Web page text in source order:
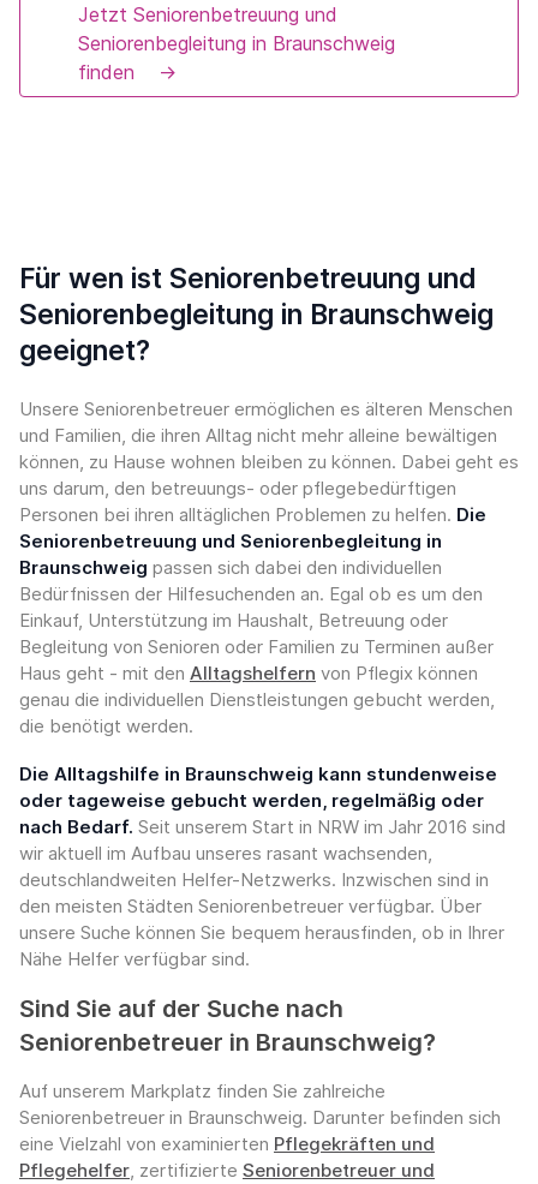
Jetzt Seniorenbetreuung und
Seniorenbegleitung in Braunschweig
finden
→
Für wen ist Seniorenbetreuung und
Seniorenbegleitung in Braunschweig
geeignet?
Unsere Seniorenbetreuer ermöglichen es älteren Menschen
und Familien, die ihren Alltag nicht mehr alleine bewältigen
können, zu Hause wohnen bleiben zu können. Dabei geht es
uns darum, den betreuungs- oder pflegebedürftigen
Personen bei ihren alltäglichen Problemen zu helfen. Die
Seniorenbetreuung und Seniorenbegleitung in
Braunschweig passen sich dabei den individuellen
Bedürfnissen der Hilfesuchenden an. Egal ob es um den
Einkauf, Unterstützung im Haushalt, Betreuung oder
Begleitung von Senioren oder Familien zu Terminen außer
Haus geht - mit den Alltagshelfern von Pflegix können
genau die individuellen Dienstleistungen gebucht werden,
die benötigt werden.
Die Alltagshilfe in Braunschweig kann stundenweise
oder tageweise gebucht werden, regelmäßig oder
nach Bedarf. Seit unserem Start in NRW im Jahr 2016 sind
wir aktuell im Aufbau unseres rasant wachsenden,
deutschlandweiten Helfer-Netzwerks. Inzwischen sind in
den meisten Städten Seniorenbetreuer verfügbar. Über
unsere Suche können Sie bequem herausfinden, ob in Ihrer
Nähe Helfer verfügbar sind.
Sind Sie auf der Suche nach
Seniorenbetreuer in Braunschweig?
Auf unserem Markplatz finden Sie zahlreiche
Seniorenbetreuer in Braunschweig. Darunter befinden sich
eine Vielzahl von examinierten Pflegekräften und
Pflegehelfer, zertifizierte Seniorenbetreuer und